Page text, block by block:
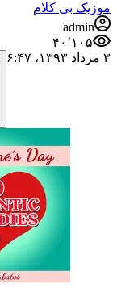
موزیک بی کلام
admin
۴۰٬۱۰۵
۳ مرداد ۱۳۹۳،‏ ۶:۴۷